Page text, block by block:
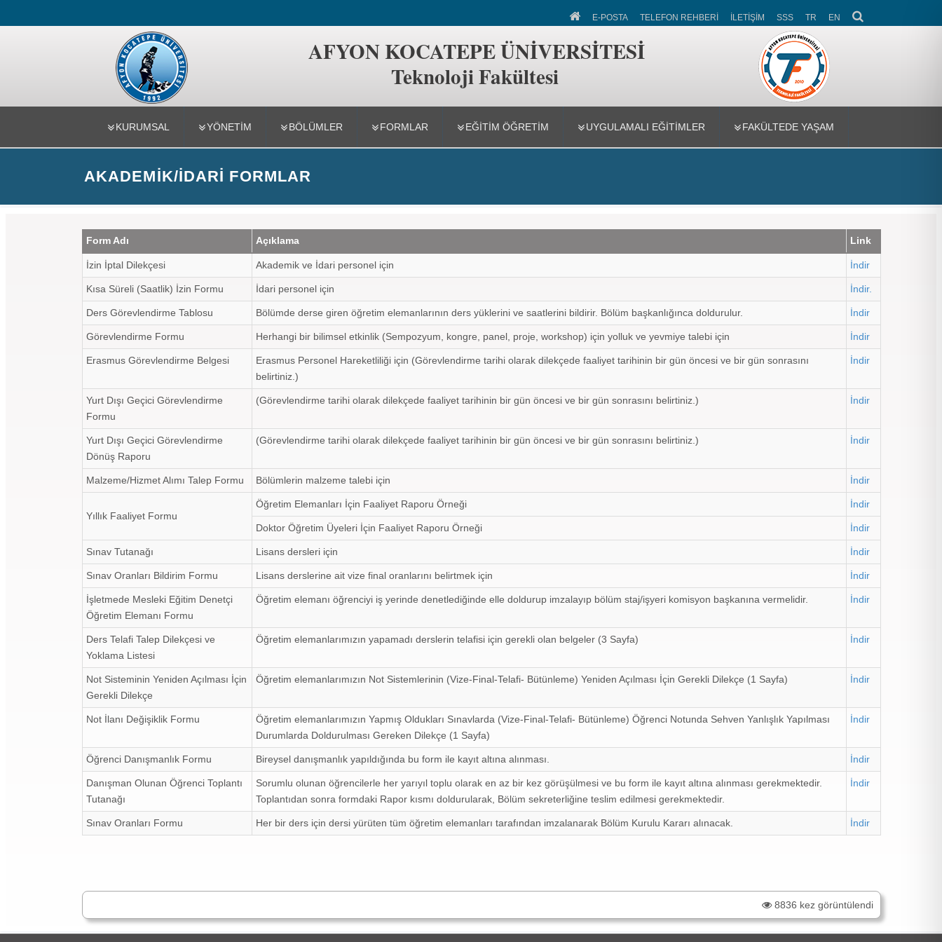
Teknoloji Fakültesi
E-POSTA TELEFON REHBERİ İLETİŞİM SSS TR EN
AFYON KOCATEPE ÜNİVERSİTESİ
Teknoloji Fakültesi
KURUMSAL YÖNETİM BÖLÜMLER FORMLAR EĞITIM ÖĞRETIM UYGULAMALI EĞİTİMLER FAKÜLTEDE YAŞAM
AKADEMIK/İDARI FORMLAR
Form Adı Açıklama Link
İzin İptal Dilekçesi Akademik ve İdari personel için İndir
Kısa Süreli (Saatlik) İzin Formu İdari personel için İndir.
Ders Görevlendirme Tablosu Bölümde derse giren öğretim elemanlarının ders yüklerini ve saatlerini bildirir. Bölüm başkanlığınca doldurulur. İndir
Görevlendirme Formu Herhangi bir bilimsel etkinlik (Sempozyum, kongre, panel, proje, workshop) için yolluk ve yevmiye talebi için İndir
Erasmus Görevlendirme Belgesi
Erasmus Personel Hareketliliği için (Görevlendirme tarihi olarak dilekçede faaliyet tarihinin bir gün öncesi ve bir gün sonrasını
belirtiniz.)
İndir
Yurt Dışı Geçici Görevlendirme
Formu
(Görevlendirme tarihi olarak dilekçede faaliyet tarihinin bir gün öncesi ve bir gün sonrasını belirtiniz.) İndir
Yurt Dışı Geçici Görevlendirme
Dönüş Raporu
(Görevlendirme tarihi olarak dilekçede faaliyet tarihinin bir gün öncesi ve bir gün sonrasını belirtiniz.) İndir
Malzeme/Hizmet Alımı Talep Formu Bölümlerin malzeme talebi için İndir
Yıllık Faaliyet Formu
Öğretim Elemanları İçin Faaliyet Raporu Örneği İndir
Doktor Öğretim Üyeleri İçin Faaliyet Raporu Örneği İndir
Sınav Tutanağı Lisans dersleri için İndir
Sınav Oranları Bildirim Formu Lisans derslerine ait vize final oranlarını belirtmek için İndir
İşletmede Mesleki Eğitim Denetçi
Öğretim Elemanı Formu
Öğretim elemanı öğrenciyi iş yerinde denetlediğinde elle doldurup imzalayıp bölüm staj/işyeri komisyon başkanına vermelidir. İndir
Ders Telafi Talep Dilekçesi ve
Yoklama Listesi
Öğretim elemanlarımızın yapamadı derslerin telafisi için gerekli olan belgeler (3 Sayfa) İndir
Not Sisteminin Yeniden Açılması İçin
Gerekli Dilekçe
Öğretim elemanlarımızın Not Sistemlerinin (Vize-Final-Telafi- Bütünleme) Yeniden Açılması İçin Gerekli Dilekçe (1 Sayfa) İndir
Not İlanı Değişiklik Formu
Öğretim elemanlarımızın Yapmış Oldukları Sınavlarda (Vize-Final-Telafi- Bütünleme) Öğrenci Notunda Sehven Yanlışlık Yapılması
Durumlarda Doldurulması Gereken Dilekçe (1 Sayfa)
İndir
Öğrenci Danışmanlık Formu Bireysel danışmanlık yapıldığında bu form ile kayıt altına alınması. İndir
Danışman Olunan Öğrenci Toplantı
Tutanağı
Sorumlu olunan öğrencilerle her yarıyıl toplu olarak en az bir kez görüşülmesi ve bu form ile kayıt altına alınması gerekmektedir.
Toplantıdan sonra formdaki Rapor kısmı doldurularak, Bölüm sekreterliğine teslim edilmesi gerekmektedir.
İndir
Sınav Oranları Formu Her bir ders için dersi yürüten tüm öğretim elemanları tarafından imzalanarak Bölüm Kurulu Kararı alınacak. İndir
8836 kez görüntülendi